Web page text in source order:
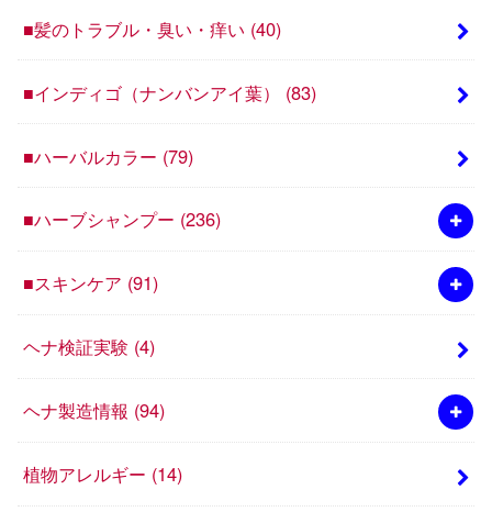
■髪のトラブル・臭い・痒い (40)
■インディゴ（ナンバンアイ葉） (83)
■ハーバルカラー (79)
■ハーブシャンプー (236)
■スキンケア (91)
ヘナ検証実験 (4)
ヘナ製造情報 (94)
植物アレルギー (14)